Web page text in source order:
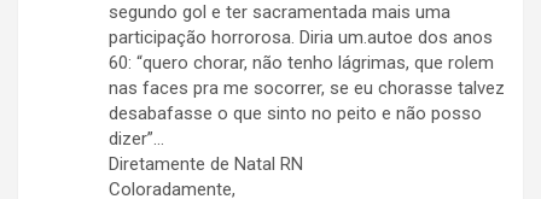
segundo gol e ter sacramentada mais uma
participação horrorosa. Diria um.autoe dos anos
60: “quero chorar, não tenho lágrimas, que rolem
nas faces pra me socorrer, se eu chorasse talvez
desabafasse o que sinto no peito e não posso
dizer”…
Diretamente de Natal RN
Coloradamente,